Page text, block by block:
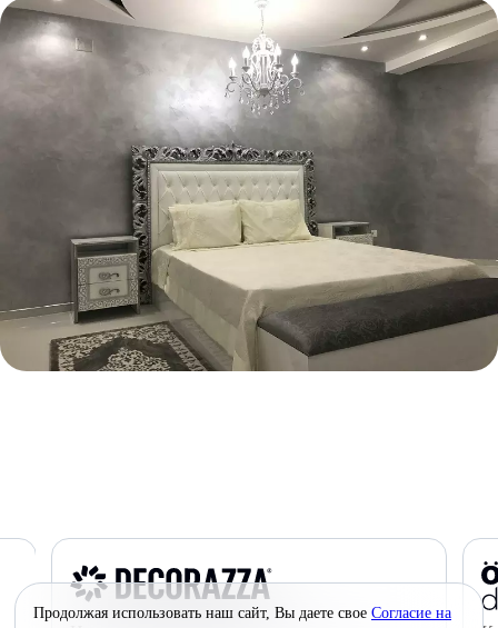
Продолжая использовать наш сайт, Вы даете свое Согласие на